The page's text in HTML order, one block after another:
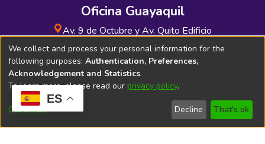
ES
Oficina Guayaquil
Av. 9 de Octubre y Av. Quito Edificio
INDUAUTO - Planta baja
Soporte Técnico Bibliolatino.com
We collect and process your personal information for the
following purposes: Authentication, Preferences,
Acknowledgement and Statistics.
To learn more, please read our privacy policy.
Customize Decline That's ok